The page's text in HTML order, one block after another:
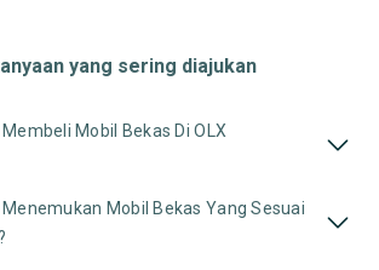
yang sering diajukan
Mobil Bekas Di OLX
Mobil Bekas Yang Sesuai